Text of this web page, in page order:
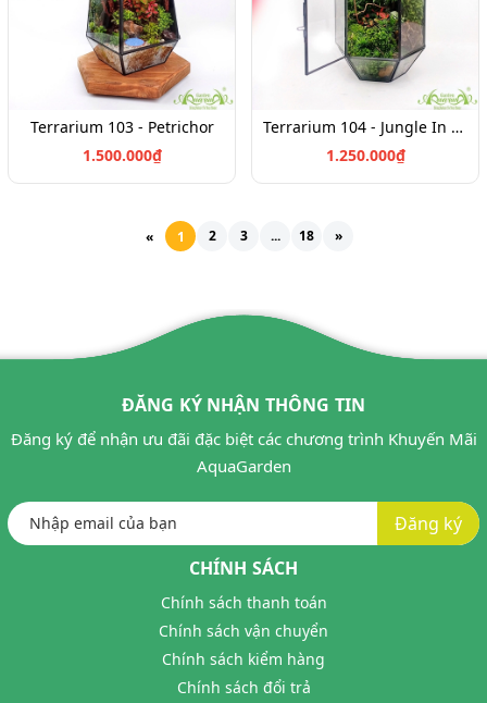
Terrarium 103 - Petrichor
1.500.000₫
Terrarium 104 - Jungle In Summer
1.250.000₫
« 1 2 3 ... 18 »
ĐĂNG KÝ NHẬN THÔNG TIN
Đăng ký để nhận ưu đãi đặc biệt các chương trình Khuyến Mãi
AquaGarden
Đăng ký
CHÍNH SÁCH
Chính sách thanh toán
Chính sách vận chuyển
Chính sách kiểm hàng
Chính sách đổi trả